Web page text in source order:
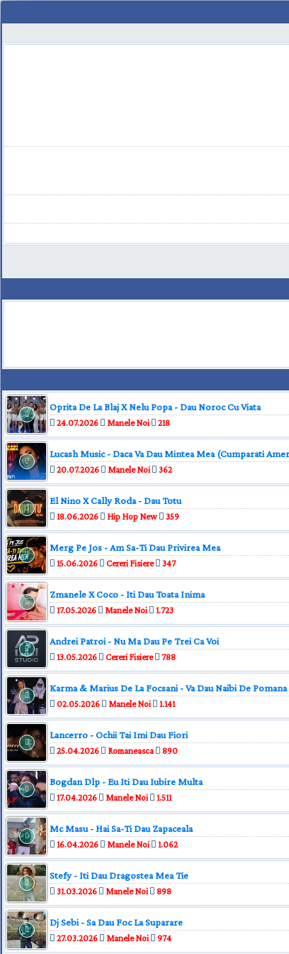
Oprita De La Blaj X Nelu Popa - Dau Noroc Cu Viata
24.07.2026 Manele Noi 218
Lucash Music - Daca Va Dau Mintea Mea (Cumparati
20.07.2026 Manele Noi 362
El Nino X Cally Roda - Dau Totu
18.06.2026 Hip Hop New 359
Merg Pe Jos - Am Sa-Ti Dau Privirea Mea
15.06.2026 Cereri Fisiere 347
Zmanele X Coco - Iti Dau Toata Inima
17.05.2026 Manele Noi 1.723
Andrei Patroi - Nu Ma Dau Pe Trei Ca Voi
13.05.2026 Cereri Fisiere 788
Karma & Marius De La Focsani - Va Dau Naibi De Pomana
02.05.2026 Manele Noi 1.141
Lancerro - Ochii Tai Imi Dau Fiori
25.04.2026 Romaneasca 890
Bogdan Dlp - Eu Iti Dau Iubire Multa
17.04.2026 Manele Noi 1.511
Mc Masu - Hai Sa-Ti Dau Zapaceala
16.04.2026 Manele Noi 1.062
Stefy - Iti Dau Dragostea Mea Tie
31.03.2026 Manele Noi 898
Dj Sebi - Sa Dau Foc La Suparare
27.03.2026 Manele Noi 974